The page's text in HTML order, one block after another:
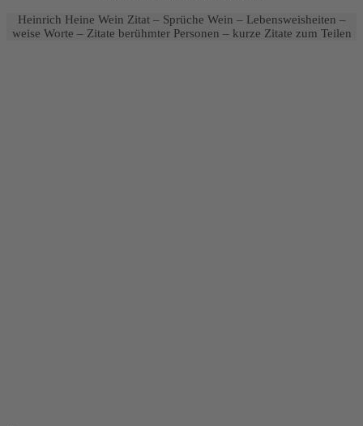
Heinrich Heine Wein Zitat – Sprüche Wein – Lebensweisheiten –
weise Worte – Zitate berühmter Personen – kurze Zitate zum Teilen